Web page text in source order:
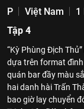
P Việt Nam 1
Tập 4
“Kỳ Phùng Địch
dựa trên format
quán bar đầy màu
hai danh hài Trấn
bao giờ lay chuyển